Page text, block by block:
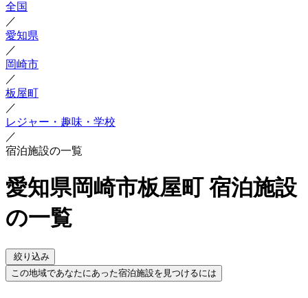
全国
／
愛知県
／
岡崎市
／
板屋町
／
レジャー・趣味・学校
／
宿泊施設の一覧
愛知県岡崎市板屋町 宿泊施設
の一覧
絞り込み
この地域であなたにあった宿泊施設を見つけるには